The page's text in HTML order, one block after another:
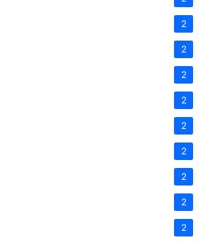
2
2
2
2
2
2
2
2
2